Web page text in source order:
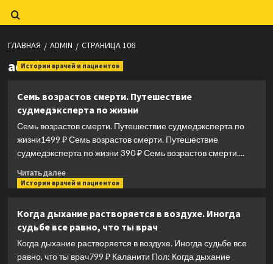
ГЛАВНАЯ ADMIN СТРАНИЦА 106
admin
Истории врачей и пациентов
Семь возрастов смерти. Путешествие
судмедэксперта по жизни
Семь возрастов смерти. Путешествие судмедэксперта по
жизни1499 ₽ Семь возрастов смерти. Путешествие
судмедэксперта по жизни 390 ₽ Семь возрастов смерти....
Читать далееПрочитать
больше
возрастов
смерти.
Путешествие
судмедэксперта
Истории врачей и пациентов
Когда дыхание растворяется в воздухе. Иногда
судьбе все равно, что ты врач
Когда дыхание растворяется в воздухе. Иногда судьбе все
равно, что ты врач799 ₽ Каланити Пол: Когда дыхание